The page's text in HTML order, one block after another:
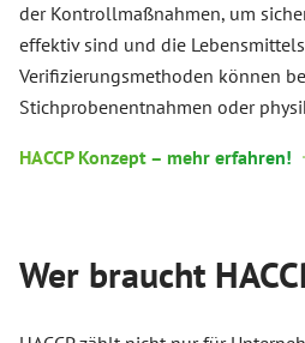
der Kontrollmaßnahmen, um
effektiv sind und die
Verifizierungsmethoden können
Stichprobenentnahmen oder
HACCP Konzept – mehr erfahren!
Wer braucht